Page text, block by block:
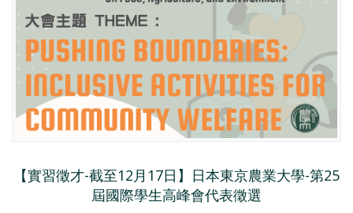
【實習徵才-截至12月17日】日本東京農業大學-第25
屆國際學生高峰會代表徵選